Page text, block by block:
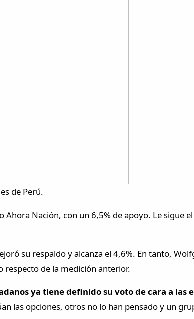
de Perú.
Ahora Nación, con un 6,5% de apoyo. Le sigue
su respaldo y alcanza el 4,6%. En tanto,
de la medición anterior.
ya tiene definido su voto de cara a las
las opciones, otros no lo han pensado y un